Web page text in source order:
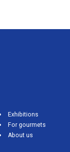
Exhibitions
For gourmets
About us